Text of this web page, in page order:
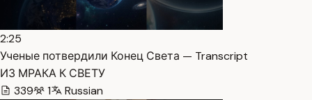
2:25
Ученые потвердили Конец Света — Transcript
ИЗ МРАКА К СВЕТУ
339
1 Russian